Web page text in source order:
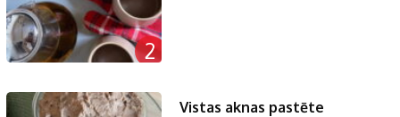
2
Vistas aknas pastēte